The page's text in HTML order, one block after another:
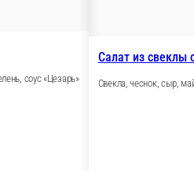
соус «Цезарь»
Салат из свеклы
Свекла, чеснок, сыр,